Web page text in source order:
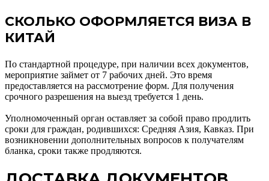
СКОЛЬКО ОФОРМЛЯЕТСЯ ВИЗА В
КИТАЙ
По стандартной процедуре, при наличии всех документов,
мероприятие займет от 7 рабочих дней. Это время
предоставляется на рассмотрение форм. Для получения
срочного разрешения на выезд требуется 1 день.
Уполномоченный орган оставляет за собой право продлить
сроки для граждан, родившихся: Средняя Азия, Кавказ. При
возникновении дополнительных вопросов к получателям
бланка, сроки также продляются.